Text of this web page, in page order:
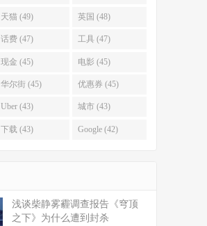
(51)
天猫 (49) 英国 (48)
话费 (47) 工具 (47)
现金 (45) 电影 (45)
华尔街 (45) 优惠券 (45)
Uber (43) 城市 (43)
下载 (43) Google (42)
浅谈柴静雾霾调查报告《穹顶
之下》为什么遭到封杀